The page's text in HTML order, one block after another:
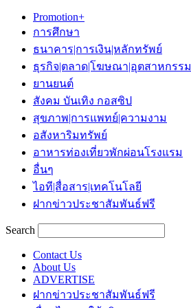
Promotion+
การศึกษา
ธนาคาร|การเงิน|หลักทรัพย์
ธุรกิจ|ตลาด|โฆษณา|อุตสาหกรรม
ยานยนต์
สังคม บันเทิง กอสซิป
สุขภาพ|การแพทย์|ความงาม
อสังหาริมทรัพย์
อาหารท่องเที่ยวพักผ่อนโรงแรม
อื่นๆ
ไอที|สื่อสาร|เทคโนโลยี
ฝากข่าวประชาสัมพันธ์ฟรี
Search
Contact Us
About Us
ADVERTISE
ฝากข่าวประชาสัมพันธ์ฟรี